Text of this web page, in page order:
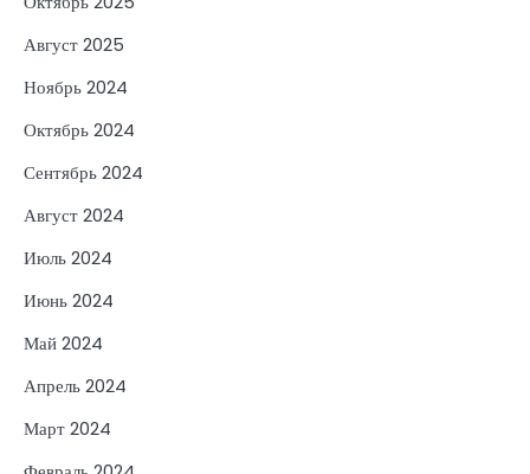
Август 2025
Ноябрь 2024
Октябрь 2024
Сентябрь 2024
Август 2024
Июль 2024
Июнь 2024
Май 2024
Апрель 2024
Март 2024